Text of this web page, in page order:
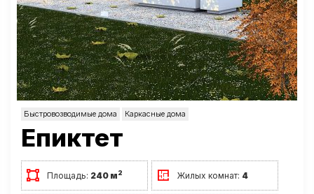
Быстровозводимые дома Каркасные дома
Епиктет
Площадь: 240 м2 Жилых комнат: 4